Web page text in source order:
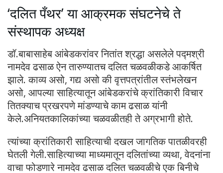
‘दलित पँथर’ या आक्रमक संघटनेचे ते
संस्थापक अध्यक्ष
डॉ.बाबासाहेब आंबेडकरांवर नितांत श्रद्धा असलेले पद्मश्री
नामदेव ढसाळ ऐन तारुण्यातच दलित चळवळीकडे आकर्षित
झाले. काव्य असो, गद्य असो की वृत्तपत्रांतील स्तंभलेखन
असो, आपल्या साहित्यातून आंबेडकरांचे क्रांतिकारी विचार
तितक्याच प्रखरपणे मांडण्याचे काम ढसाळ यांनी
केले.अनियतकालिकांच्या चळवळीतही ते अग्रभागी होते.
त्यांच्या क्रांतिकारी साहित्याची दखल जागतिक पातळीवरही
घेतली गेली.साहित्याच्या माध्यमातून दलितांच्या व्यथा, वेदनांना
वाचा फोडणारे नामदेव ढसाळ दलित चळवळीचे एक बिनीचे